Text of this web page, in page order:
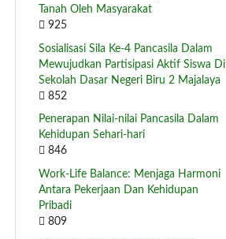
Tanah Oleh Masyarakat
925
Sosialisasi Sila Ke-4 Pancasila Dalam
Mewujudkan Partisipasi Aktif Siswa Di
Sekolah Dasar Negeri Biru 2 Majalaya
852
Penerapan Nilai-nilai Pancasila Dalam
Kehidupan Sehari-hari
846
Work-Life Balance: Menjaga Harmoni
Antara Pekerjaan Dan Kehidupan
Pribadi
809